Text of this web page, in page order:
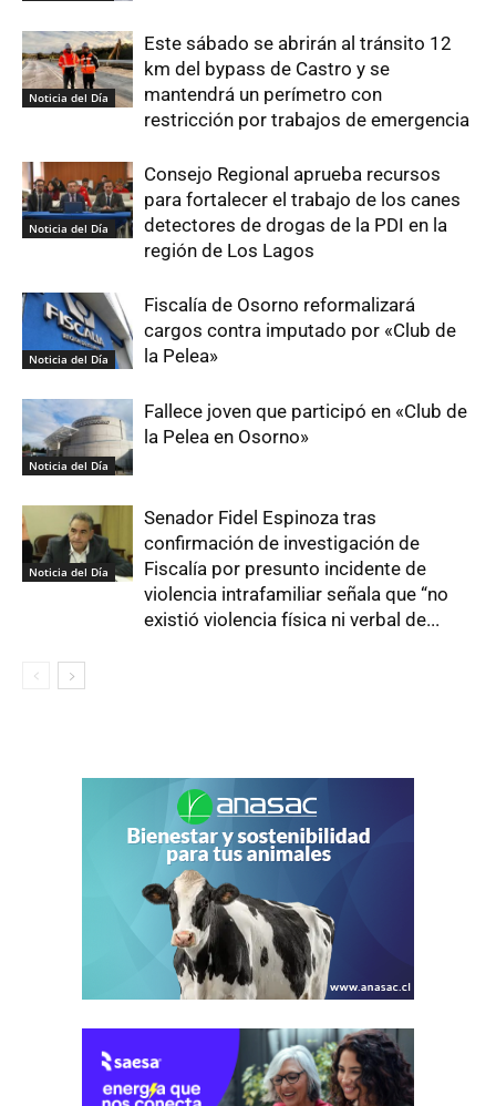
Noticia del Día
Este sábado se abrirán al tránsito 12
km del bypass de Castro y se
mantendrá un perímetro con
restricción por trabajos de emergencia
Noticia del Día
Consejo Regional aprueba recursos
para fortalecer el trabajo de los canes
detectores de drogas de la PDI en la
región de Los Lagos
Noticia del Día
Fiscalía de Osorno reformalizará
cargos contra imputado por «Club de
la Pelea»
Noticia del Día
Fallece joven que participó en «Club de
la Pelea en Osorno»
Noticia del Día
Senador Fidel Espinoza tras
confirmación de investigación de
Fiscalía por presunto incidente de
violencia intrafamiliar señala que “no
existió violencia física ni verbal de...